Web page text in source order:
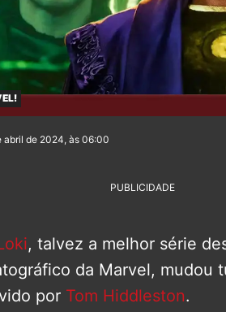
abril de 2024, às 06:00
PUBLICIDADE
, talvez a melhor série
da Marvel, mudou
por Tom Hiddleston.